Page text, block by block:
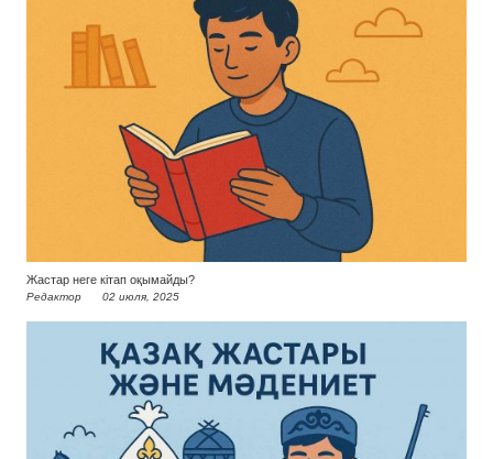
Жастар неге кітап оқымайды?
Редактор 02 июля, 2025